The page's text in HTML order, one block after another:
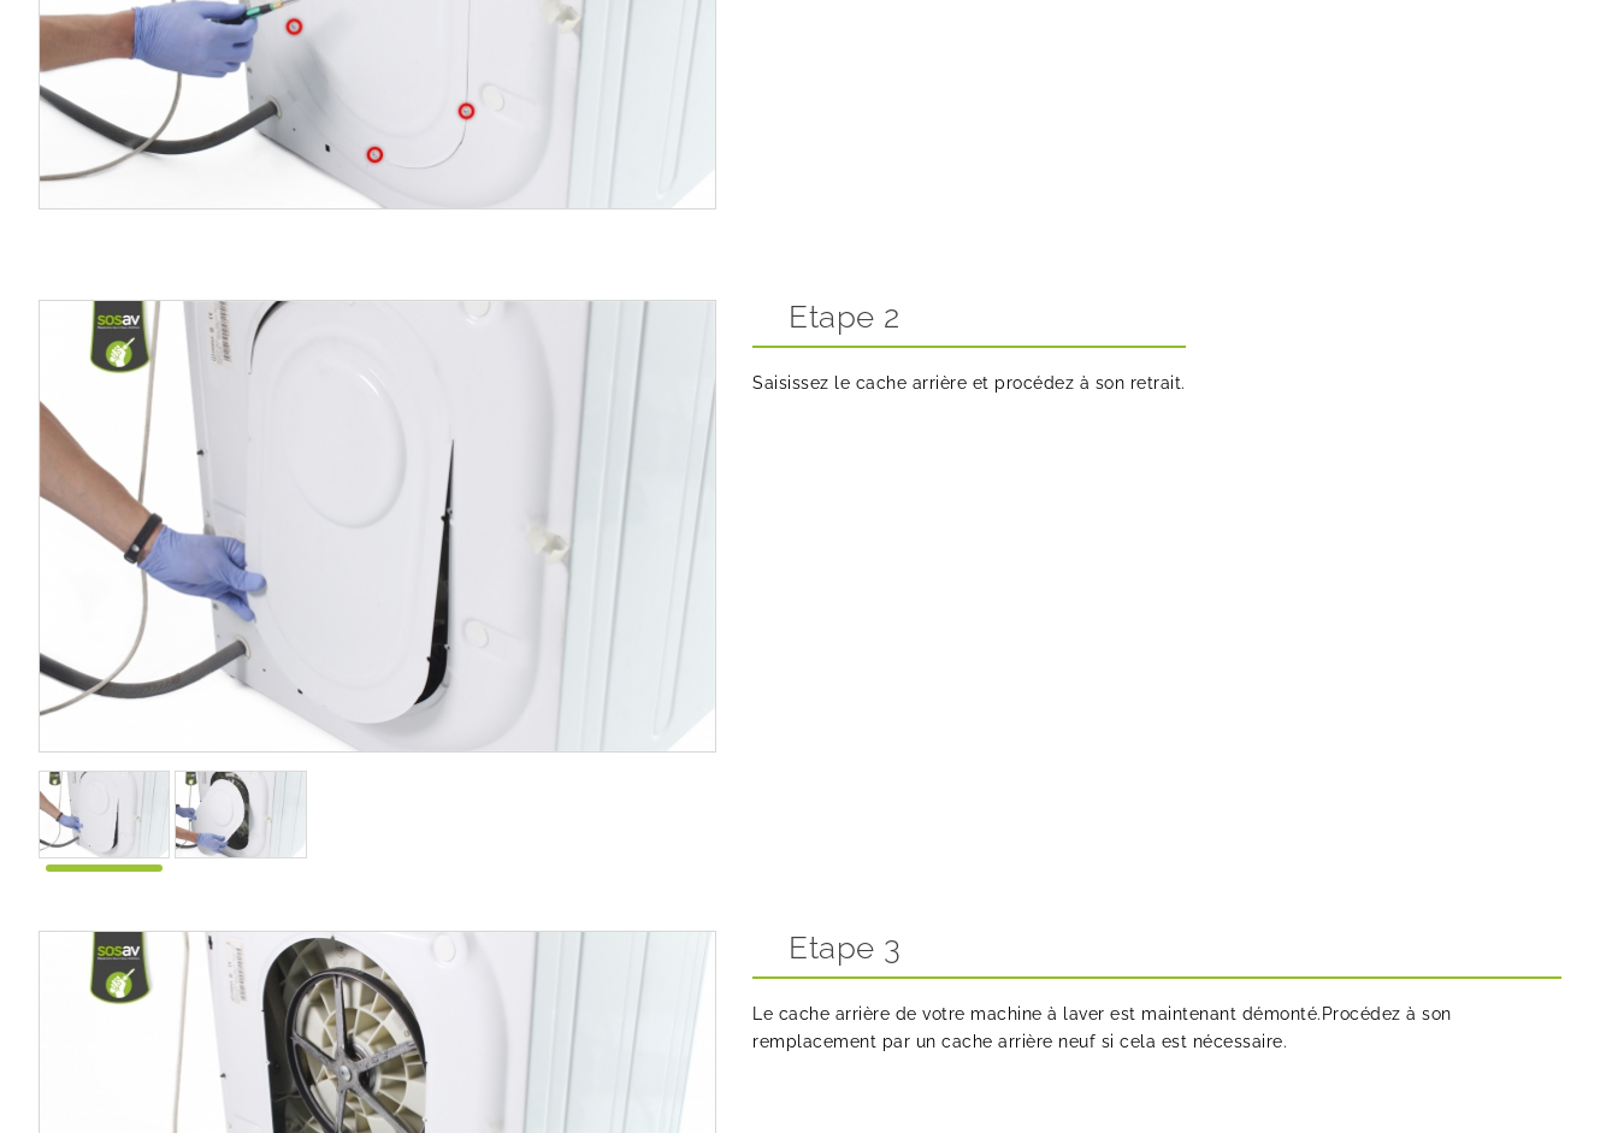
Etape 2
Saisissez le cache arrière et procédez à son retrait.
Etape 3
Le cache arrière de votre machine à laver est maintenant démonté.Procédez à son
remplacement par un cache arrière neuf si cela est nécessaire.